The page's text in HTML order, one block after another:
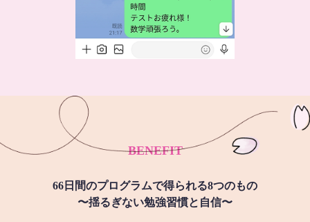
BENEFIT
66日間のプログラムで得られる8つのもの
〜揺るぎない勉強習慣と自信〜